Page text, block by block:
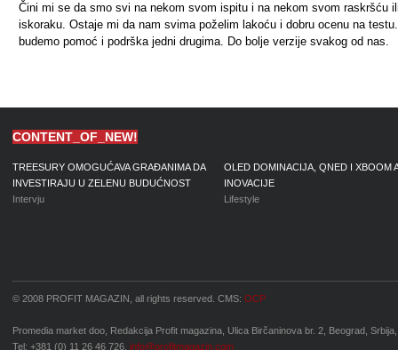
Čini mi se da smo svi na nekom svom ispitu i na nekom svom raskršću
iskoraku. Ostaje mi da nam svima poželim lakoću i dobru ocenu na
budemo pomoć i podrška jedni drugima. Do bolje verzije svakog od nas.
CONTENT_OF_NEW!
TREESURY OMOGUĆAVA GRAĐANIMA DA
INVESTIRAJU U ZELENU BUDUĆNOST
Intervju
OLED DOMINACIJA, QNED I XBOOM
INOVACIJE
Lifestyle
© 2008 PROFIT MAGAZIN, all rights reserved. CMS: OCP
Promedia market doo, Redakcija Profit magazina, Ulica Birčaninova br. 2, Beograd, Srbija,
Tel: +381 (0) 11 26 46 726, info@profitmagazin.com